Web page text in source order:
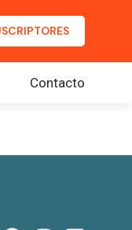
Contacto